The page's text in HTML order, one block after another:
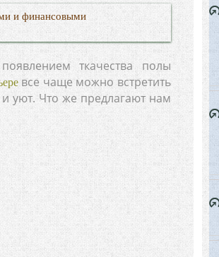
и финансовыми
ткачества полы
все чаще можно встретить
уют. Что же предлагают нам